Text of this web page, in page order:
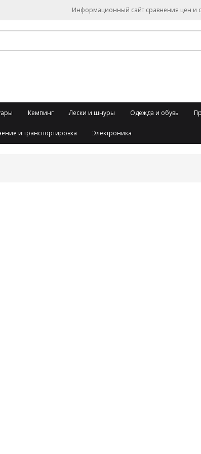
Информационный сайт сравнения цен и
Кемпинг Лески и шнуры Одежда и обувь
и транспортировка Электроника